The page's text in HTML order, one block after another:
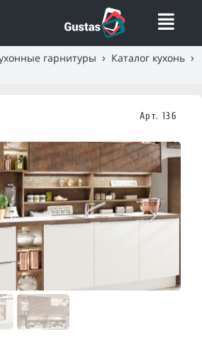
гарнитуры › Каталог кухонь ›
Арт. 136